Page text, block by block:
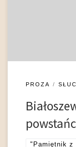
PROZA
"Pamiętnik z